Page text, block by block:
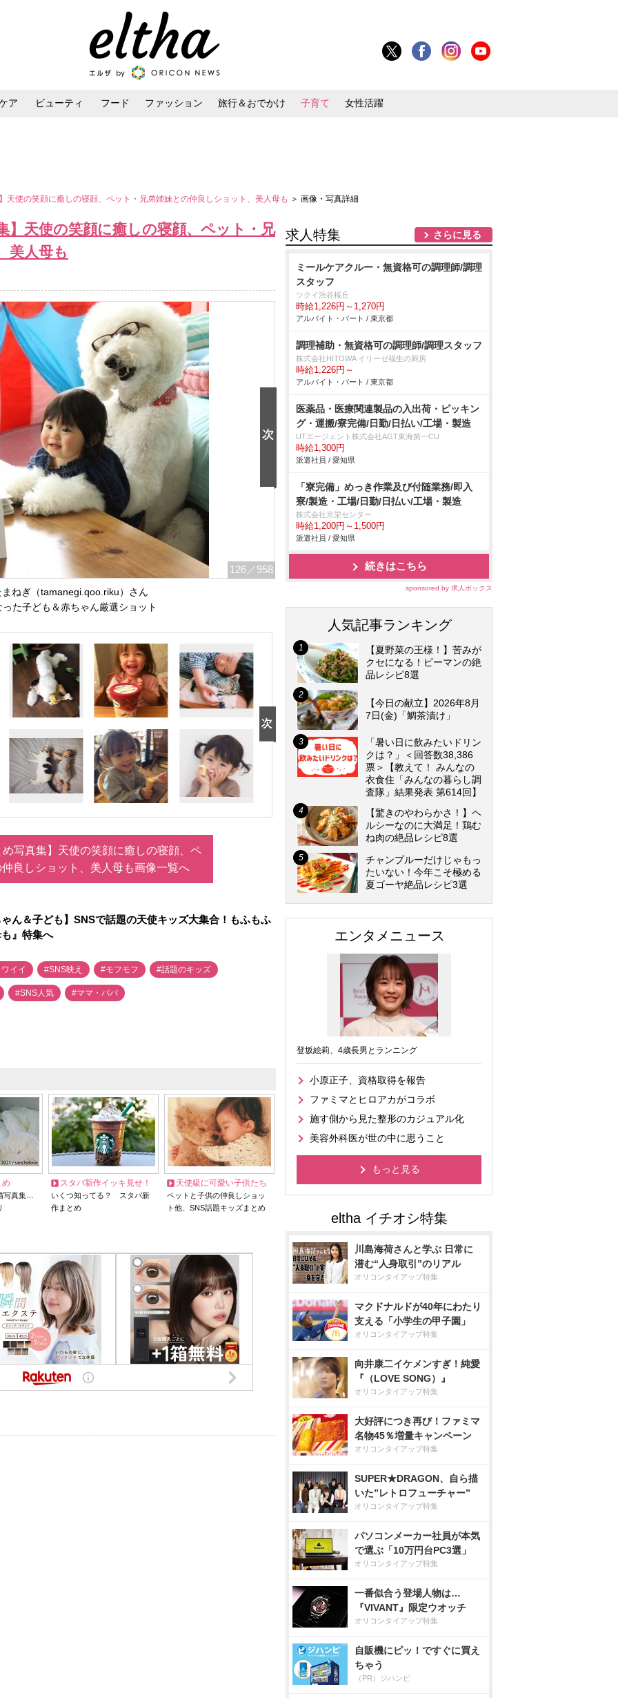
ア ビューティ フード ファッション 旅行＆おでかけ 子育て 女性活躍
天使の笑顔に癒しの寝顔、ペット・兄弟姉妹との仲良しショット、美人母も ＞ 画像・写真詳細
】天使の笑顔に癒しの寝顔、ペット・兄
美人母も
126 ／958
ねぎ（tamanegi.qoo.riku）さん
た子ども＆赤ちゃん厳選ショット
写真集】天使の笑顔に癒しの寝顔、ペ
良しショット、美人母も画像一覧へ
ん＆子ども】SNSで話題の天使キッズ大集合！もふもふ
』特集へ
イイ #SNS映え #モフモフ #話題のキッズ
#SNS人気 #ママ・パパ
め
写真集…
スタバ新作イッキ見せ！
いくつ知ってる？ スタバ新
作まとめ
天使級に可愛い子供たち
ペットと子供の仲良しショッ
ト他、SNS話題キッズまとめ
求人特集 さらに見る
ミールケアクルー・無資格可の調理師/調理
スタッフ
ツクイ渋谷桜丘
時給1,226円～1,270円
アルバイト・パート / 東京都
調理補助・無資格可の調理師/調理スタッフ
株式会社HITOWA イリーゼ福生の厨房
時給1,226円～
アルバイト・パート / 東京都
医薬品・医療関連製品の入出荷・ピッキン
グ・運搬/寮完備/日勤/日払い/工場・製造
UTエージェント株式会社AGT東海第一CU
時給1,300円
派遣社員 / 愛知県
「寮完備」めっき作業及び付随業務/即入
寮/製造・工場/日勤/日払い/工場・製造
株式会社京栄センター
時給1,200円～1,500円
派遣社員 / 愛知県
続きはこちら
sponsored by 求人ボックス
人気記事ランキング
【夏野菜の王様！】苦みが
クセになる！ピーマンの絶
品レシピ8選
【今日の献立】2026年8月
7日(金)「鯛茶漬け」
「暑い日に飲みたいドリン
クは？」＜回答数38,386
票＞【教えて！ みんなの
衣食住「みんなの暮らし調
査隊」結果発表 第614回】
【驚きのやわらかさ！】ヘ
ルシーなのに大満足！鶏む
ね肉の絶品レシピ8選
チャンプルーだけじゃもっ
たいない！今年こそ極める
夏ゴーヤ絶品レシピ3選
エンタメニュース
登坂絵莉、4歳長男とランニング
小原正子、資格取得を報告
ファミマとヒロアカがコラボ
施す側から見た整形のカジュアル化
美容外科医が世の中に思うこと
もっと見る
川島海荷さんと学ぶ 日常に
潜む“人身取引”のリアル
オリコンタイアップ特集
マクドナルドが40年にわたり
支える「小学生の甲子園」
オリコンタイアップ特集
向井康二イケメンすぎ！純愛
『（LOVE SONG）』
オリコンタイアップ特集
大好評につき再び！ファミマ
名物45％増量キャンペーン
オリコンタイアップ特集
SUPER★DRAGON、自ら描
いた”レトロフューチャー”
オリコンタイアップ特集
パソコンメーカー社員が本気
で選ぶ「10万円台PC3選」
オリコンタイアップ特集
一番似合う登場人物は…
『VIVANT』限定ウオッチ
オリコンタイアップ特集
自販機にピッ！ですぐに買え
ちゃう
（PR）ジハンピ